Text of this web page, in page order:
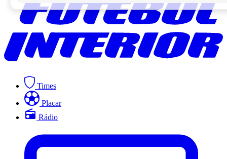
Times
Placar
Rádio